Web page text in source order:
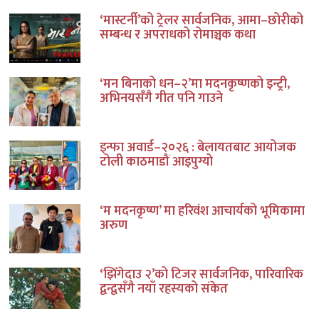
‘मास्टर्नी’को ट्रेलर सार्वजनिक, आमा–छोरीको
सम्बन्ध र अपराधको रोमाञ्चक कथा
‘मन बिनाको धन–२’मा मदनकृष्णको इन्ट्री,
अभिनयसँगै गीत पनि गाउने
इन्फा अवार्ड–२०२६ : बेलायतबाट आयोजक
टोली काठमाडौं आइपुग्यो
‘म मदनकृष्ण’ मा हरिवंश आचार्यको भूमिकामा
अरुण
‘झिँगेदाउ २’को टिजर सार्वजनिक, पारिवारिक
द्वन्द्वसँगै नयाँ रहस्यको संकेत